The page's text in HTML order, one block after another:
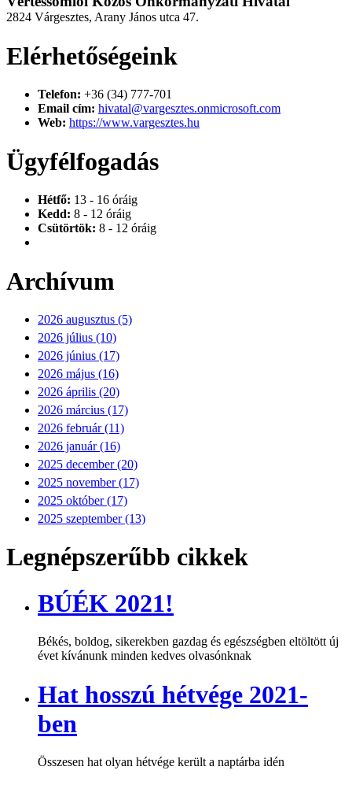
2824 Várgesztes, Arany János utca 47.
Elérhetőségeink
Telefon: +36 (34) 777-701
Email cím: hivatal@vargesztes.onmicrosoft.com
Web: https://www.vargesztes.hu
Ügyfélfogadás
Hétfő: 13 - 16 óráig
Kedd: 8 - 12 óráig
Csütörtök: 8 - 12 óráig
Archívum
2026 augusztus (5)
2026 július (10)
2026 június (17)
2026 május (16)
2026 április (20)
2026 március (17)
2026 február (11)
2026 január (16)
2025 december (20)
2025 november (17)
2025 október (17)
2025 szeptember (13)
Legnépszerűbb cikkek
BÚÉK 2021!
Békés, boldog, sikerekben gazdag és egészségben eltöltött új
évet kívánunk minden kedves olvasónknak
Hat hosszú hétvége 2021-
ben
Összesen hat olyan hétvége került a naptárba idén